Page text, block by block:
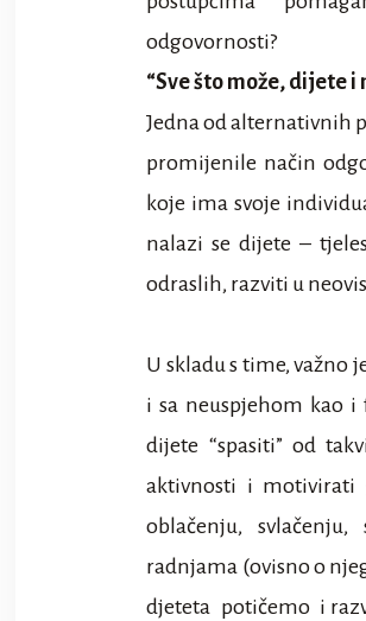
odgovornosti?
“Sve što može, dijete i
Jedna od alternativnih
promijenile način
koje ima svoje
nalazi se dijete –
odraslih, razviti u
U skladu s time, važno
i sa neuspjehom kao
dijete “spasiti” od
aktivnosti i motivirati
oblačenju,
radnjama (ovisno o
djeteta potičemo i